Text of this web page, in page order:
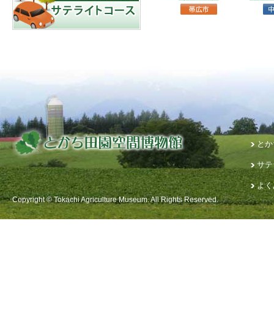
と
サ
よ
Copyright © Tokachi Agriculture Museum. All Rights Reserved.